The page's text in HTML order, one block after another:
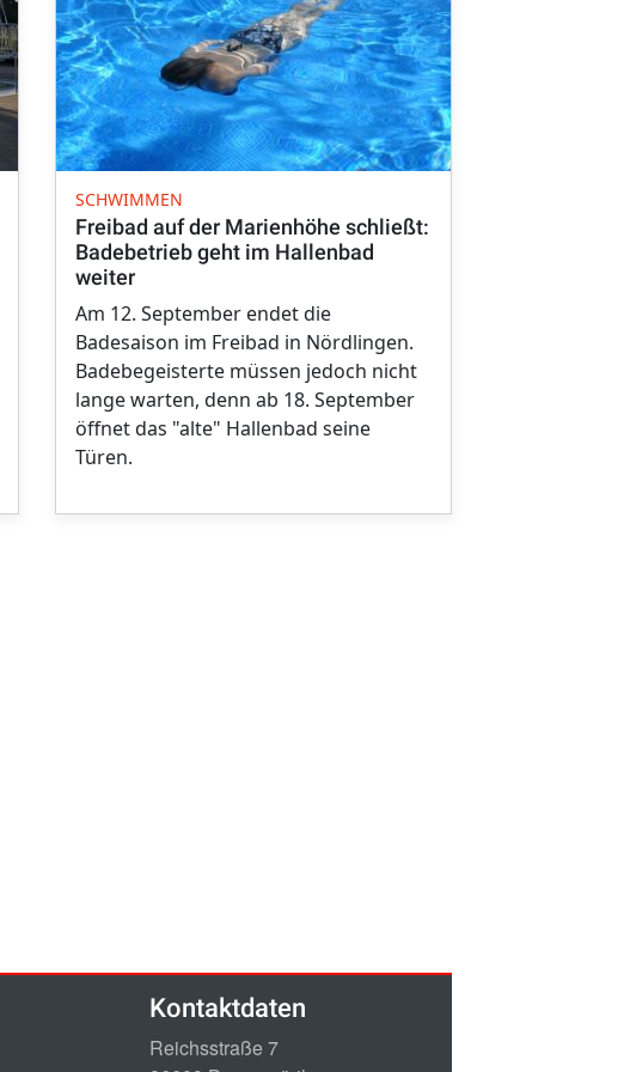
SCHWIMMEN
Freibad auf der Marienhöhe schließt:
Badebetrieb geht im Hallenbad
weiter
Am 12. September endet die
Badesaison im Freibad in Nördlingen.
Badebegeisterte müssen jedoch nicht
lange warten, denn ab 18. September
öffnet das "alte" Hallenbad seine
Türen.
Kontaktdaten
Reichsstraße 7